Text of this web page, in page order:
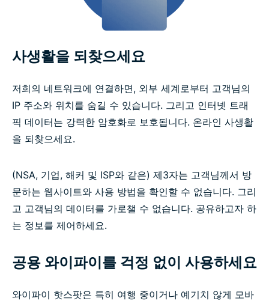
사생활을 되찾으세요
저희의 네트워크에 연결하면, 외부 세계로부터 고객님의
IP 주소와 위치를 숨길 수 있습니다. 그리고 인터넷 트래
픽 데이터는 강력한 암호화로 보호됩니다. 온라인 사생활
을 되찾으세요.
(NSA, 기업, 해커 및 ISP와 같은) 제3자는 고객님께서 방
문하는 웹사이트와 사용 방법을 확인할 수 없습니다. 그리
고 고객님의 데이터를 가로챌 수 없습니다. 공유하고자 하
는 정보를 제어하세요.
공용 와이파이를 걱정 없이 사용하세요
와이파이 핫스팟은 특히 여행 중이거나 예기치 않게 모바